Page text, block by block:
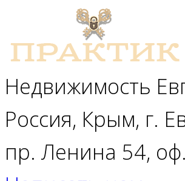
Недвижимость
Россия, Крым, г.
пр. Ленина 54,